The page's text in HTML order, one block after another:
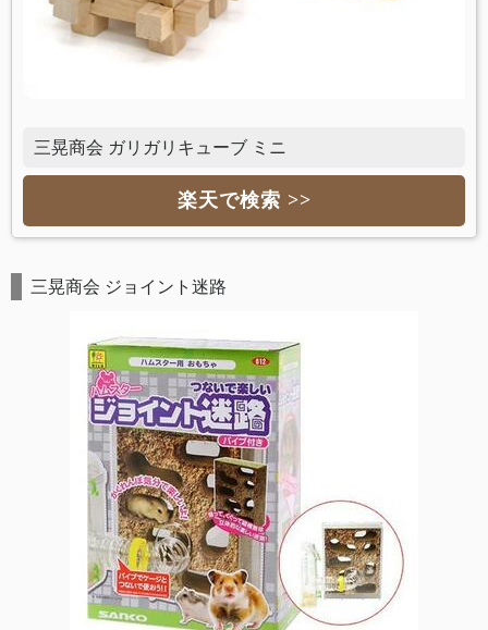
三晃商会 ガリガリキューブ ミニ
楽天で検索 >>
三晃商会 ジョイント迷路